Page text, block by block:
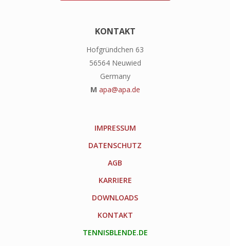
KONTAKT
Hofgründchen 63
56564 Neuwied
Germany
M apa@apa.de
IMPRESSUM
DATENSCHUTZ
AGB
KARRIERE
DOWNLOADS
KONTAKT
TENNISBLENDE.DE